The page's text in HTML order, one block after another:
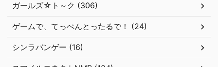
ガールズ☆ト～ク (306)
ゲームで、てっぺんとったるで！ (24)
シンラバンゲー (16)